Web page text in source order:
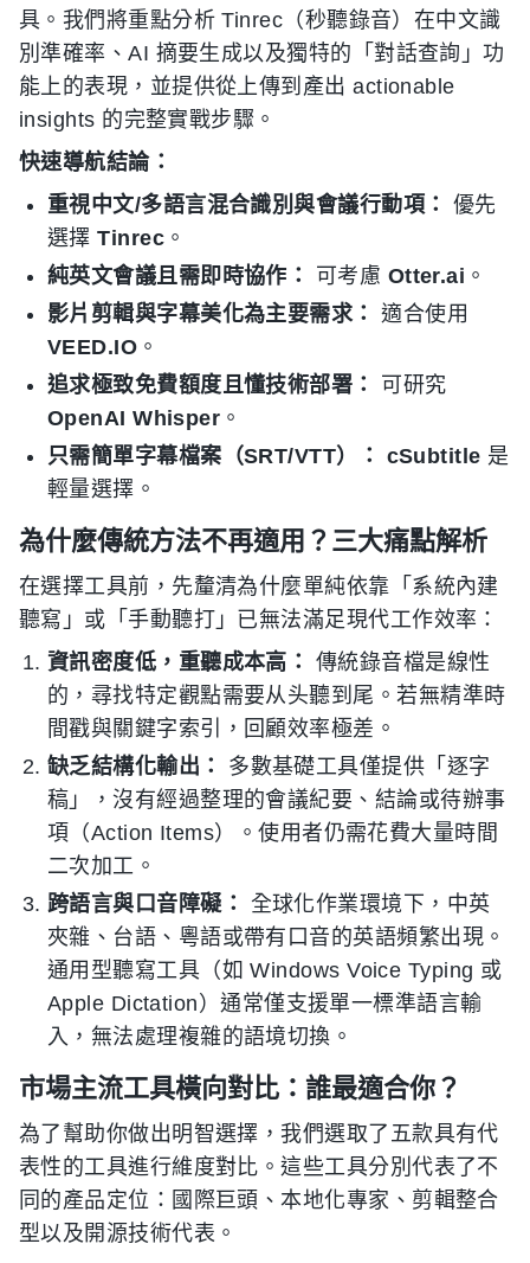
具。我們將重點分析 Tinrec（秒聽錄音）在中文識
別準確率、AI 摘要生成以及獨特的「對話查詢」功
能上的表現，並提供從上傳到產出 actionable
insights 的完整實戰步驟。
快速導航結論：
重視中文/多語言混合識別與會議行動項：
優先
選擇Tinrec 。
純英文會議且需即時協作：
可考慮 Otter.ai 。
影片剪輯與字幕美化為主要需求：
適合使用
VEED.IO 。
追求極致免費額度且懂技術部署：
可研究
OpenAI Whisper 。
只需簡單字幕檔案（SRT/VTT）：
cSubtitle 是
輕量選擇。
為什麼傳統方法不再適用？三大痛點解析
在選擇工具前，先釐清為什麼單純依靠「系統內建
聽寫」或「手動聽打」已無法滿足現代工作效率：
資訊密度低，重聽成本高：
傳統錄音檔是線性
的，尋找特定觀點需要从头聽到尾。若無精準時
間戳與關鍵字索引，回顧效率極差。
缺乏結構化輸出：
多數基礎工具僅提供「逐字
稿」，沒有經過整理的會議紀要、結論或待辦事
項（Action Items）。使用者仍需花費大量時間
二次加工。
跨語言與口音障礙：
全球化作業環境下，中英
夾雜、台語、粵語或帶有口音的英語頻繁出現。
通用型聽寫工具（如 Windows Voice Typing 或
Apple Dictation）通常僅支援單一標準語言輸
入，無法處理複雜的語境切換。
市場主流工具橫向對比：誰最適合你？
為了幫助你做出明智選擇，我們選取了五款具有代
表性的工具進行維度對比。這些工具分別代表了不
同的產品定位：國際巨頭、本地化專家、剪輯整合
型以及開源技術代表。